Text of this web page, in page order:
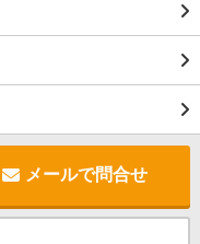
メールで問合せ